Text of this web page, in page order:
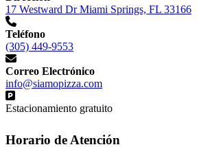
17 Westward Dr Miami Springs, FL 33166
Teléfono
(305) 449-9553
Correo Electrónico
info@siamopizza.com
Estacionamiento gratuito
Horario de Atención